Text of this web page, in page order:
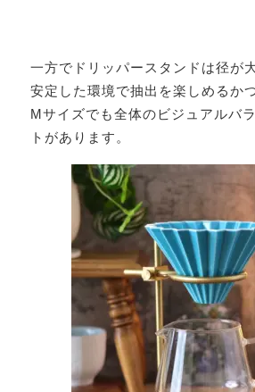
一方でドリッパースタンドは径が
安定した環境で抽出を楽しめるか
Mサイズでも全体のビジュアルバ
トがあります。